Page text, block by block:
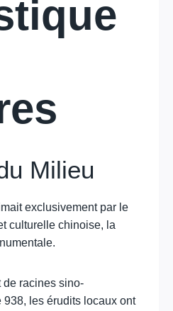
Milieu
exclusivement par le
culturelle chinoise, la
de racines sino-
les érudits locaux ont